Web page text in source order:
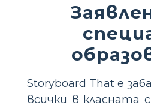
Storyboard That е
всички в класната